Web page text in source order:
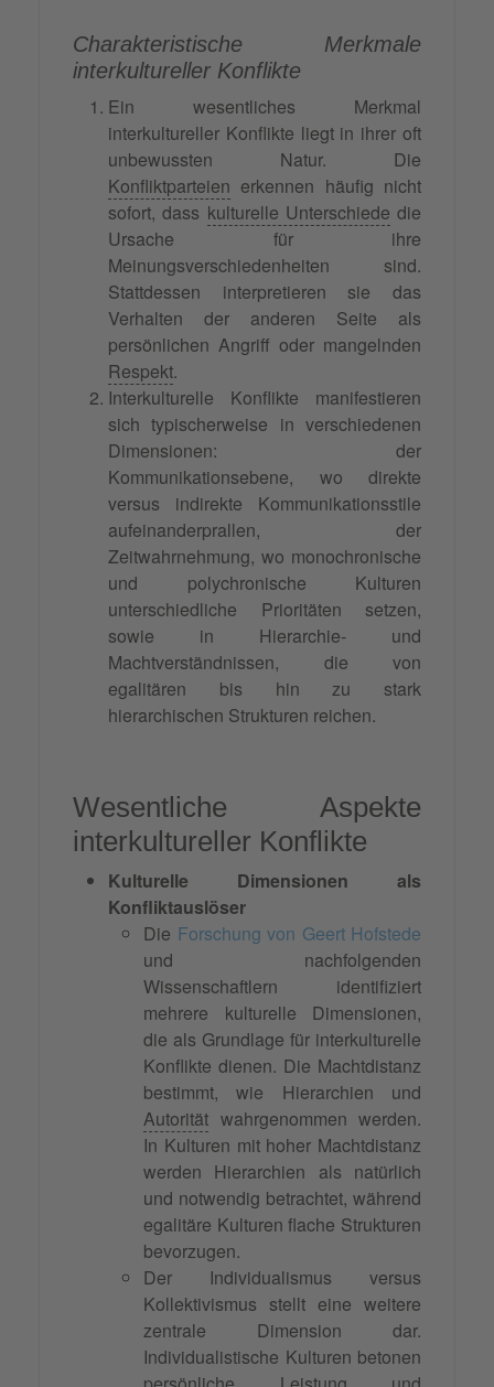
Charakteristische Merkmale
interkultureller Konflikte
Ein wesentliches Merkmal
interkultureller Konflikte liegt in ihrer oft
unbewussten Natur. Die
Konfliktparteien erkennen häufig nicht
sofort, dass kulturelle Unterschiede die
Ursache für ihre
Meinungsverschiedenheiten sind.
Stattdessen interpretieren sie das
Verhalten der anderen Seite als
persönlichen Angriff oder mangelnden
Respekt.
Interkulturelle Konflikte manifestieren
sich typischerweise in verschiedenen
Dimensionen: der
Kommunikationsebene, wo direkte
versus indirekte Kommunikationsstile
aufeinanderprallen, der
Zeitwahrnehmung, wo monochronische
und polychronische Kulturen
unterschiedliche Prioritäten setzen,
sowie in Hierarchie- und
Machtverständnissen, die von
egalitären bis hin zu stark
hierarchischen Strukturen reichen.
Wesentliche Aspekte
interkultureller Konflikte
Kulturelle Dimensionen als
Konfliktauslöser
Die Forschung von Geert Hofstede
und nachfolgenden
Wissenschaftlern identifiziert
mehrere kulturelle Dimensionen,
die als Grundlage für interkulturelle
Konflikte dienen. Die Machtdistanz
bestimmt, wie Hierarchien und
Autorität wahrgenommen werden.
In Kulturen mit hoher Machtdistanz
werden Hierarchien als natürlich
und notwendig betrachtet, während
egalitäre Kulturen flache Strukturen
bevorzugen.
Der Individualismus versus
Kollektivismus stellt eine weitere
zentrale Dimension dar.
Individualistische Kulturen betonen